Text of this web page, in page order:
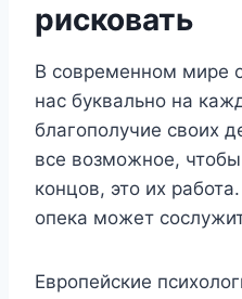
рисковать
В современном мире
нас буквально на
благополучие своих
все возможное,
концов, это их
опека может
Европейские